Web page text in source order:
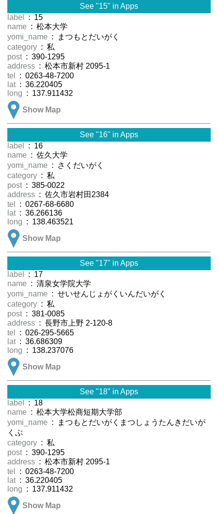
See "15" in Apps
label
: 15
name : 松本大学
yomi_name : まつもとだいがく
category : 私
post : 390-1295
address : 松本市新村 2095-1
tel
: 0263-48-7200
lat : 36.220405
long : 137.911432
Show Map
See "16" in Apps
label
: 16
name : 佐久大学
yomi_name : さくだいがく
category : 私
post : 385-0022
address : 佐久市岩村田2384
tel
: 0267-68-6680
lat : 36.266136
long : 138.463521
Show Map
See "17" in Apps
label
: 17
name : 清泉女学院大学
yomi_name : せいせんじょがくいんだいがく
category : 私
post : 381-0085
address : 長野市上野 2-120-8
tel
: 026-295-5665
lat : 36.686309
long : 138.237076
Show Map
See "18" in Apps
label
: 18
name : 松本大学松商短期大学部
yomi_name : まつもとだいがくまつしょうたんきだいが
くぶ
category : 私
post : 390-1295
address : 松本市新村 2095-1
tel
: 0263-48-7200
lat : 36.220405
long : 137.911432
Show Map